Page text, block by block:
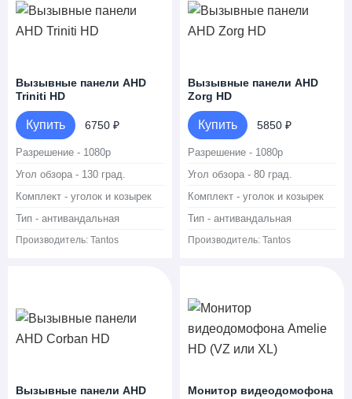
Вызывные панели AHD
Triniti HD
Купить 6750 ₽
Разрешение - 1080p
Угол обзора - 130 град.
Комплект - уголок и козырек
Тип - антивандальная
Производитель: Tantos
Вызывные панели AHD
Zorg HD
Купить 5850 ₽
Разрешение - 1080p
Угол обзора - 80 град.
Комплект - уголок и козырек
Тип - антивандальная
Производитель: Tantos
Вызывные панели AHD
Монитор видеодомофона